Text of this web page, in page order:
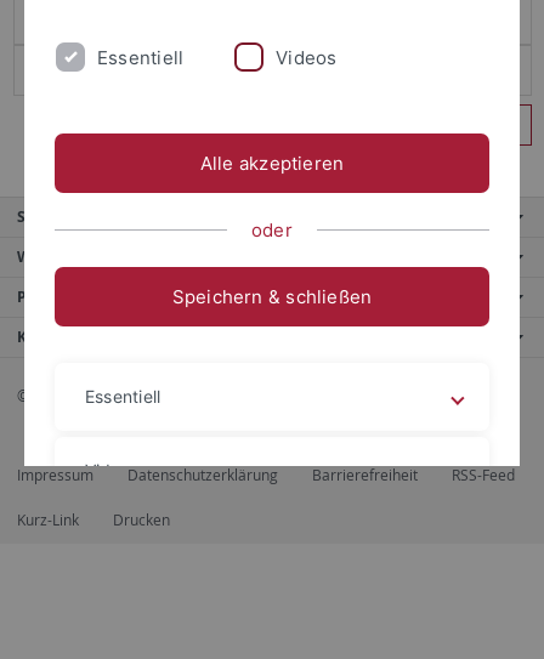
Service
Weitere Angebote
Portale
Kontaktinfo
© 2026 Eberhard Karls Universität Tübingen, Tübingen
Impressum Datenschutzerklärung Barrierefreiheit RSS-Feed
Kurz-Link Drucken
Essentiell Videos
Alle akzeptieren
oder
Speichern & schließen
Essentiell
Videos